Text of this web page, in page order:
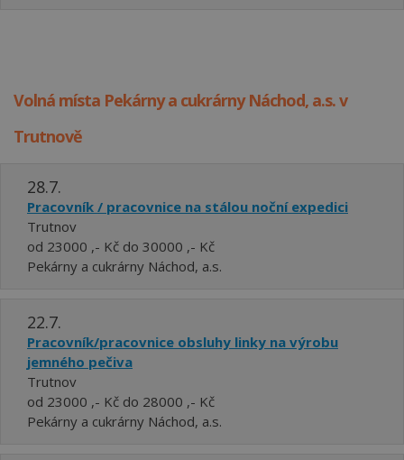
Volná místa Pekárny a cukrárny Náchod, a.s. v
Trutnově
28.7.
Pracovník / pracovnice na stálou noční expedici
Trutnov
od 23000 ,- Kč do 30000 ,- Kč
Pekárny a cukrárny Náchod, a.s.
22.7.
Pracovník/pracovnice obsluhy linky na výrobu
jemného pečiva
Trutnov
od 23000 ,- Kč do 28000 ,- Kč
Pekárny a cukrárny Náchod, a.s.